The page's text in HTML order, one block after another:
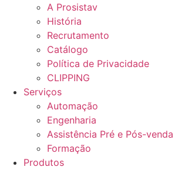
A Prosistav
História
Recrutamento
Catálogo
Política de Privacidade
CLIPPING
Serviços
Automação
Engenharia
Assistência Pré e Pós-venda
Formação
Produtos